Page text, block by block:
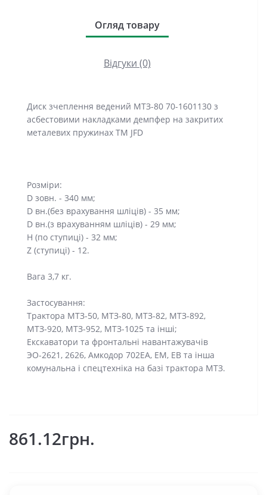
Огляд товару
Відгуки (0)
Диск зчеплення ведений МТЗ-80 70-1601130 з
асбестовими накладками демпфер на закритих
металевих пружинах TM JFD
Розміри:
D зовн. - 340 мм;
D вн.(без врахування шліців) - 35 мм;
D вн.(з врахуванням шліців) - 29 мм;
H (по ступиці) - 32 мм;
Z (ступиці) - 12.
Вага 3,7 кг.
Застосування:
Трактора МТЗ-50, МТЗ-80, МТЗ-82, МТЗ-892,
МТЗ-920, МТЗ-952, МТЗ-1025 та інші;
Екскаватори та фронтальні навантажувачів
ЭО-2621, 2626, Амкодор 702ЕА, ЕМ, ЕВ та інша
комунальна і спецтехніка на базі трактора МТЗ.
861.12грн.